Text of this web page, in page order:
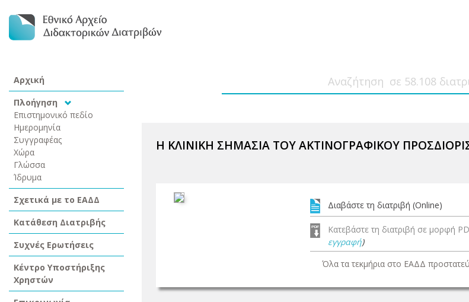
Αρχική
Πλοήγηση
Επιστημονικό πεδίο
Ημερομηνία
Συγγραφέας
Χώρα
Γλώσσα
Ίδρυμα
Σχετικά με το ΕΑΔΔ
Κατάθεση Διατριβής
Συχνές Ερωτήσεις
Κέντρο Υποστήριξης
Χρηστών
Η ΚΛΙΝΙΚΗ ΣΗΜΑΣΙΑ ΤΟΥ ΑΚΤΙΝΟΓΡΑΦΙΚΟΥ
Διαβάστε τη διατριβή (Online)
Κατεβάστε τη διατριβή σε μορφή
εγγραφή)
Όλα τα τεκμήρια στο ΕΑΔΔ